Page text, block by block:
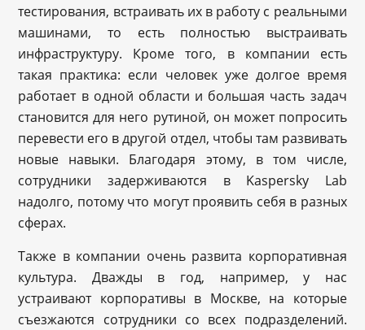
тестирования, встраивать их в работу с реальными
машинами, то есть полностью выстраивать
инфраструктуру. Кроме того, в компании есть
такая практика: если человек уже долгое время
работает в одной области и большая часть задач
становится для него рутиной, он может попросить
перевести его в другой отдел, чтобы там развивать
новые навыки. Благодаря этому, в том числе,
сотрудники задерживаются в Kaspersky Lab
надолго, потому что могут проявить себя в разных
сферах.
Также в компании очень развита корпоративная
культура. Дважды в год, например, у нас
устраивают корпоративы в Москве, на которые
съезжаются сотрудники со всех подразделений.